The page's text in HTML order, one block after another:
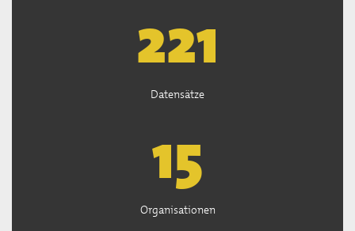
222
Datensätze
15
Organisationen